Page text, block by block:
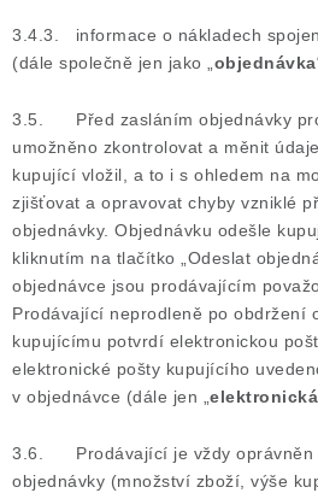
3.4.3. informace o nákladech
(dále společně jen jako „objednávka
3.5. Před zasláním objednávky
umožněno zkontrolovat a měnit
kupující vložil, a to i s ohledem na
zjišťovat a opravovat chyby vzniklé
objednávky. Objednávku odešle
kliknutím na tlačítko „Odeslat
objednávce jsou prodávajícím
Prodávající neprodleně po obdržení
kupujícímu potvrdí elektronickou
elektronické pošty kupujícího
v objednávce (dále jen „
3.6. Prodávající je vždy oprávněn
objednávky (množství zboží, výše